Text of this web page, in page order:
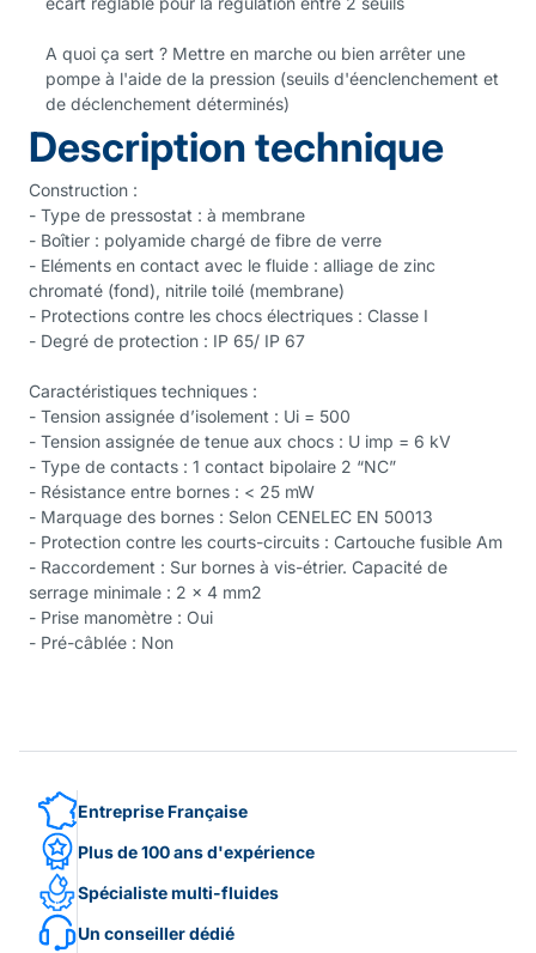
A quoi ça sert ? Mettre en marche ou bien arrêter une
pompe à l'aide de la pression (seuils d'éenclenchement et
de déclenchement déterminés)
Description technique
Construction :
- Type de pressostat : à membrane
- Boîtier : polyamide chargé de fibre de verre
- Eléments en contact avec le fluide : alliage de zinc
chromaté (fond), nitrile toilé (membrane)
- Protections contre les chocs électriques : Classe I
- Degré de protection : IP 65/ IP 67
Caractéristiques techniques :
- Tension assignée d’isolement : Ui = 500
- Tension assignée de tenue aux chocs : U imp = 6 kV
- Type de contacts : 1 contact bipolaire 2 “NC”
- Résistance entre bornes : < 25 mW
- Marquage des bornes : Selon CENELEC EN 50013
- Protection contre les courts-circuits : Cartouche fusible Am
- Raccordement : Sur bornes à vis-étrier. Capacité de
serrage minimale : 2 x 4 mm2
- Prise manomètre : Oui
- Pré-câblée : Non
Entreprise Française
Plus de 100 ans d'expérience
Spécialiste multi-fluides
Un conseiller dédié